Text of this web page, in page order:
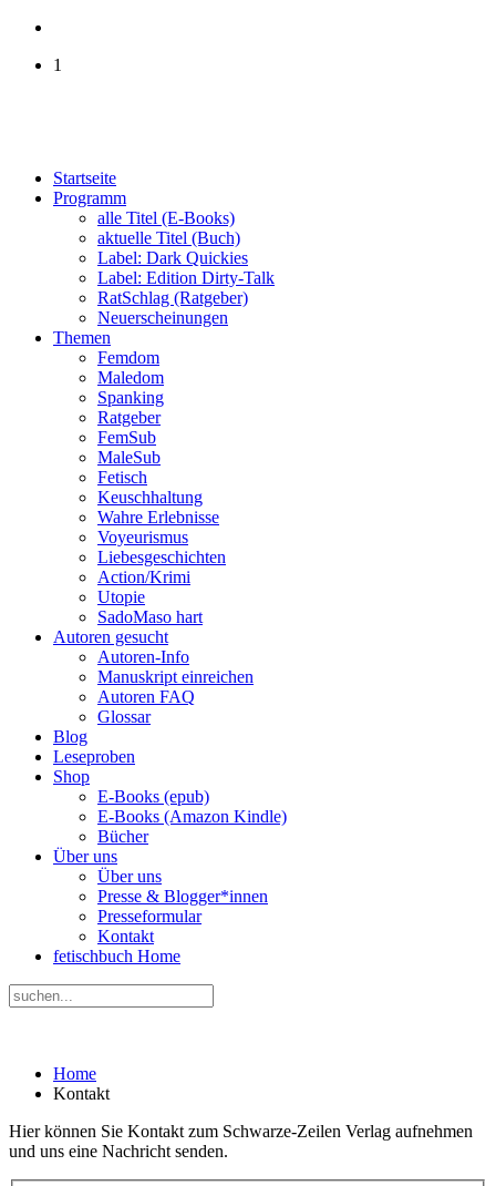
1
Startseite
Programm
alle Titel (E-Books)
aktuelle Titel (Buch)
Label: Dark Quickies
Label: Edition Dirty-Talk
RatSchlag (Ratgeber)
Neuerscheinungen
Themen
Femdom
Maledom
Spanking
Ratgeber
FemSub
MaleSub
Fetisch
Keuschhaltung
Wahre Erlebnisse
Voyeurismus
Liebesgeschichten
Action/Krimi
Utopie
SadoMaso hart
Autoren gesucht
Autoren-Info
Manuskript einreichen
Autoren FAQ
Glossar
Blog
Leseproben
Shop
E-Books (epub)
E-Books (Amazon Kindle)
Bücher
Über uns
Über uns
Presse & Blogger*innen
Presseformular
Kontakt
fetischbuch Home
Home
Kontakt
Hier können Sie Kontakt zum Schwarze-Zeilen Verlag aufnehmen
und uns eine Nachricht senden.